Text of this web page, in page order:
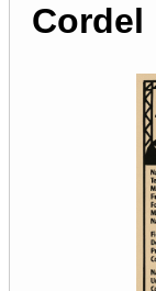
Cordel